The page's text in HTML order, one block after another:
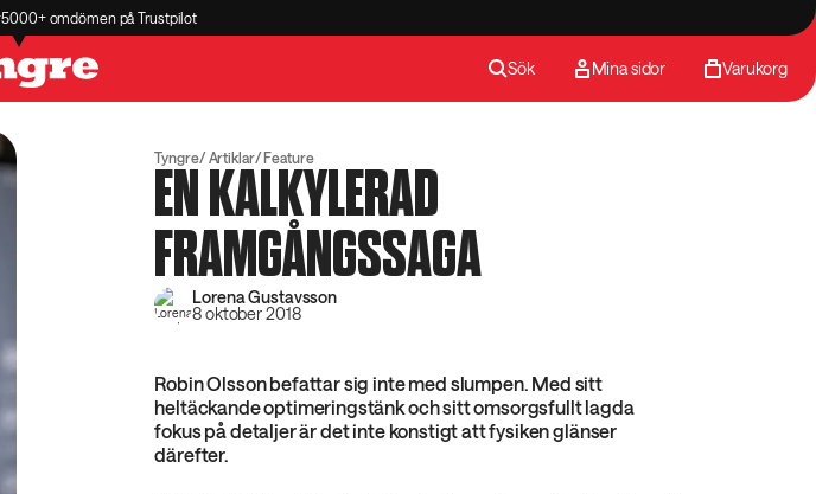
5000+ omdömen på Trustpilot
Sök Mina sidor Varukorg
Tyngre Artiklar Feature
EN KALKYLERAD
FRAMGÅNGSSAGA
Lorena Gustavsson
8 oktober 2018
Robin Olsson befattar sig inte med slumpen. Med sitt
heltäckande optimeringstänk och sitt omsorgsfullt lagda
fokus på detaljer är det inte konstigt att fysiken glänser
därefter.